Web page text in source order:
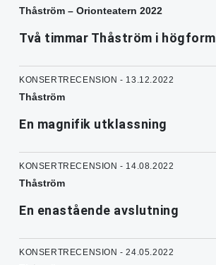
Thåström – Orionteatern 2022
Två timmar Thåström i högform
KONSERTRECENSION - 13.12.2022
Thåström
En magnifik utklassning
KONSERTRECENSION - 14.08.2022
Thåström
En enastående avslutning
KONSERTRECENSION - 24.05.2022